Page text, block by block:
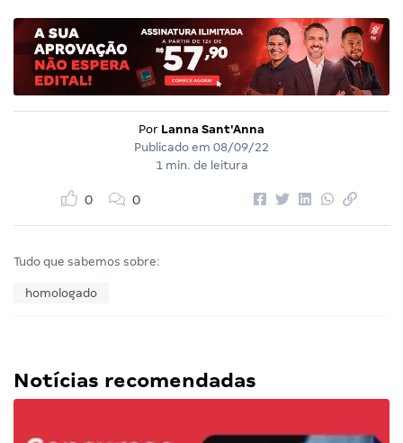
Por Lanna Sant'Anna
Publicado em 08/09/22
1 min. de leitura
0 0
Tudo que sabemos sobre:
homologado
Notícias recomendadas